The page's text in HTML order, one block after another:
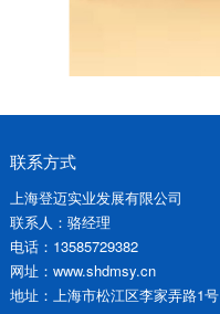
联系方式
上海登迈实业发展有限公司
联系人：骆经理
电话：13585729382
网址：www.shdmsy.cn
地址：上海市松江区李家弄路1号